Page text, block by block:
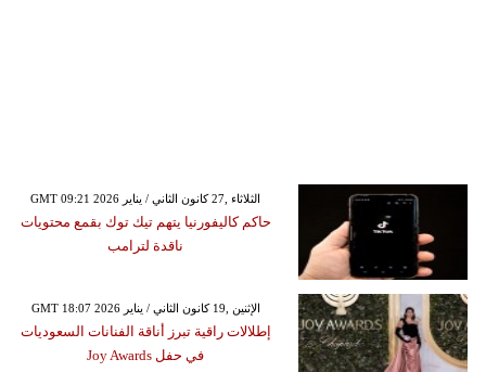
GMT 09:21 2026 الثلاثاء ,27 كانون الثاني / يناير
حاكم كاليفورنيا يتهم تيك توك بقمع محتويات
ناقدة لترامب
GMT 18:07 2026 الإثنين ,19 كانون الثاني / يناير
إطلالات راقية تبرز أناقة الفنانات السعوديات
في حفل Joy Awards